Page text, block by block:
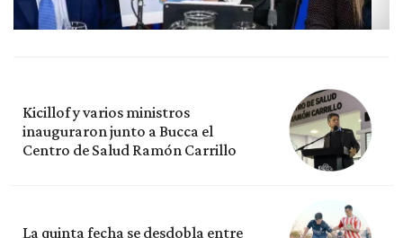
Kicillof y varios ministros
inauguraron junto a Bucca el
Centro de Salud Ramón Carrillo
La quinta fecha se desdobla entre